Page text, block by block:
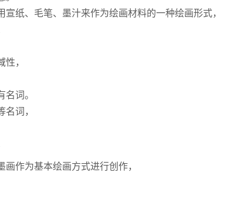
宣纸、毛笔、墨汁来作为绘画材料的一种绘画形式，
，
词。
词，
作为基本绘画方式进行创作，